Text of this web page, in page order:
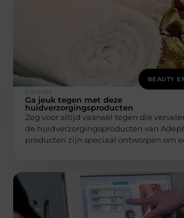
BEAUTY
Carlinks
Ga jeuk tegen met deze
huidverzorgingsproducten
Zeg voor altijd vaarwel tegen die
de huidverzorgingsproducten van
producten zijn speciaal ontworpen om